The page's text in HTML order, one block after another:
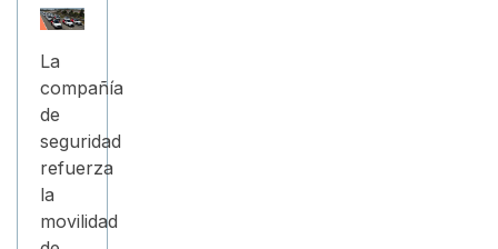
La
compañía
de
seguridad
refuerza
la
movilidad